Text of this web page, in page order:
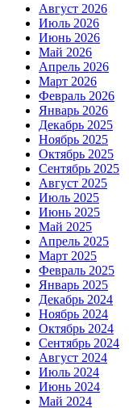
Август 2026
Июль 2026
Июнь 2026
Май 2026
Апрель 2026
Март 2026
Февраль 2026
Январь 2026
Декабрь 2025
Ноябрь 2025
Октябрь 2025
Сентябрь 2025
Август 2025
Июль 2025
Июнь 2025
Май 2025
Апрель 2025
Март 2025
Февраль 2025
Январь 2025
Декабрь 2024
Ноябрь 2024
Октябрь 2024
Сентябрь 2024
Август 2024
Июль 2024
Июнь 2024
Май 2024